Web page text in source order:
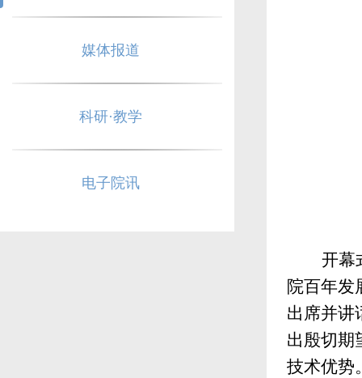
媒体报道
科研·教学
电子院讯
开幕
院百年发
出席并讲
出殷切期
技术优势